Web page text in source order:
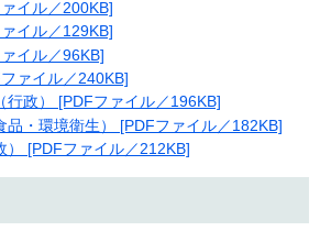
イル／200KB]
イル／129KB]
イル／96KB]
ァイル／240KB]
行政） [PDFファイル／196KB]
品・環境衛生） [PDFファイル／182KB]
） [PDFファイル／212KB]